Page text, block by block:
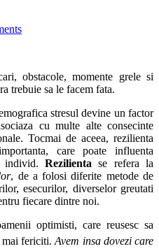
obstacole, momente grele si
trebuie sa le facem fata.
stresul devine un factor
cu multe alte consecinte
Tocmai de aceea, rezilienta
care poate influenta
individ.Rezilienta se refera la
, de a folosi diferite metode de
esecurilor, diverselor greutati
fiecare dintre noi.
optimisti, care reusesc sa
mai fericiti.Avem insa dovezi care